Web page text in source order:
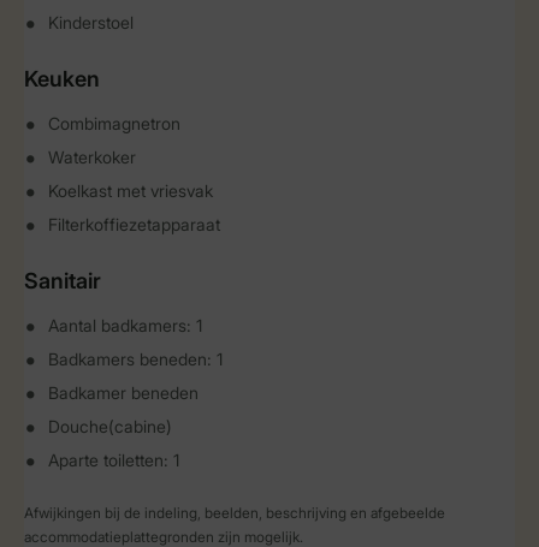
Kinderstoel
Keuken
Combimagnetron
Waterkoker
Koelkast met vriesvak
Filterkoffiezetapparaat
Sanitair
Aantal badkamers: 1
Badkamers beneden: 1
Badkamer beneden
Douche(cabine)
Aparte toiletten: 1
Afwijkingen bij de indeling, beelden, beschrijving en afgebeelde
accommodatieplattegronden zijn mogelijk.